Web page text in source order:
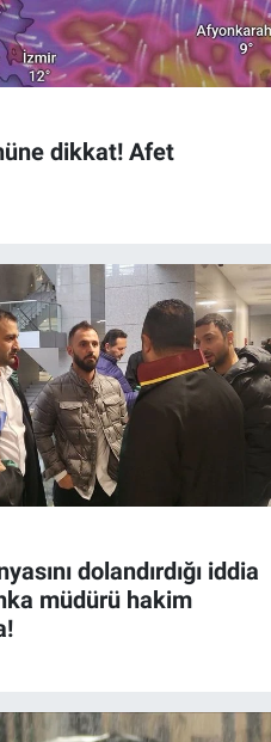
dikkat! Afet
dolandırdığı iddia
müdürü hakim